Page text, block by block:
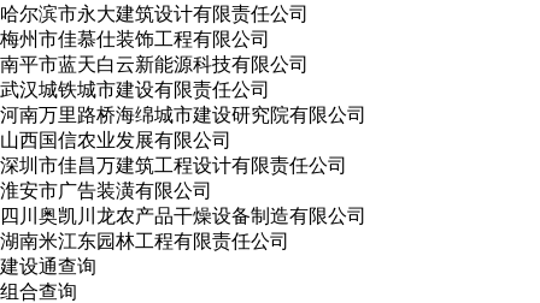
哈尔滨市永大建筑设计有限责任公司
梅州市佳慕仕装饰工程有限公司
南平市蓝天白云新能源科技有限公司
武汉城铁城市建设有限责任公司
河南万里路桥海绵城市建设研究院有限公司
山西国信农业发展有限公司
深圳市佳昌万建筑工程设计有限责任公司
淮安市广告装潢有限公司
四川奥凯川龙农产品干燥设备制造有限公司
湖南米江东园林工程有限责任公司
建设通查询
组合查询